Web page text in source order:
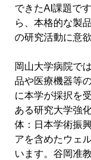
できたAI課題で
ら、本格的な製
の研究活動に意
岡山大学病院で
品や医療機器等
に本学が採択を
ある研究大学強
体：日本学術振
アを含めたウェ
います。谷岡准